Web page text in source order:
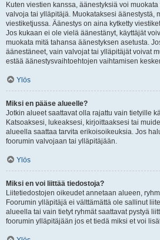
Kuten viestien kanssa, äänestyksiä voi
valvoja tai ylläpitäjä. Muokataksesi äänestystä,
viestiketjussa. Äänestys on aina kytketty
Jos kukaan ei ole vielä äänestänyt, käyttäjät
muokata mitä tahansa äänestyksen asetusta.
äänestäneet, vain valvojat tai ylläpitäjät voivat
estää äänestysvaihtoehtojen vaihtamisen
Ylös
Miksi en pääse alueelle?
Jotkin alueet saattavat olla rajattu vain tietyille
Katsoaksesi, lukeaksesi, kirjoittaaksesi tai
alueella saattaa tarvita erikoisoikeuksia. Jos
foorumin valvojaan tai ylläpitäjään.
Ylös
Miksi en voi liittää tiedostoja?
Liitetiedostojen oikeudet annetaan alueen,
Foorumin ylläpitäjä ei välttämättä ole sallinut
alueella tai vain tietyt ryhmät saattavat pystyä
foorumin ylläpitäjään jos et tiedä miksi et voi